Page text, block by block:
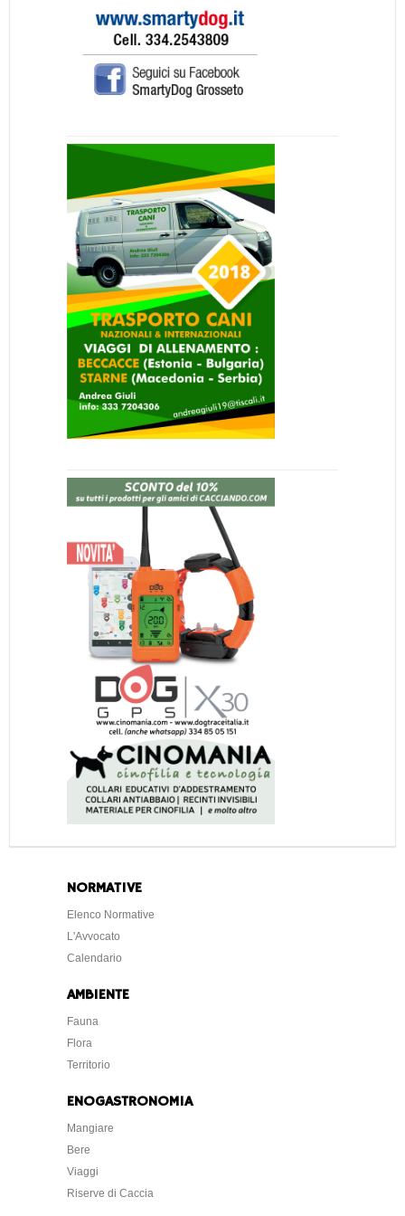
NORMATIVE
Elenco Normative
L'Avvocato
Calendario
AMBIENTE
Fauna
Flora
Territorio
ENOGASTRONOMIA
Mangiare
Bere
Viaggi
Riserve di Caccia